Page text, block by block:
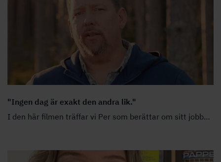
"Ingen dag är exakt den andra lik."
I den här filmen träffar vi Per som berättar om sitt jobb…